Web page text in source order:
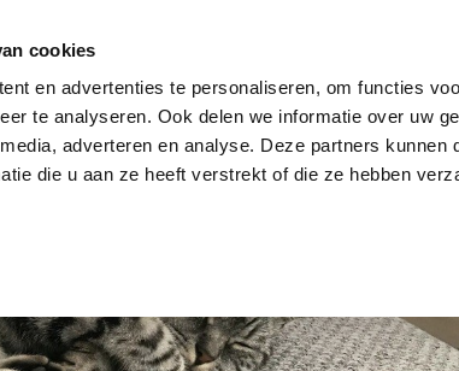
cookies
en advertenties te personaliseren, om functies
te analyseren. Ook delen we informatie over uw
adverteren en analyse. Deze partners kunnen
die u aan ze heeft verstrekt of die ze hebben
Hoe werkt het?